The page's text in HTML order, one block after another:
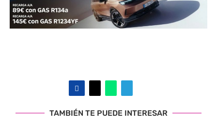
TAMBIÉN TE PUEDE INTERESAR